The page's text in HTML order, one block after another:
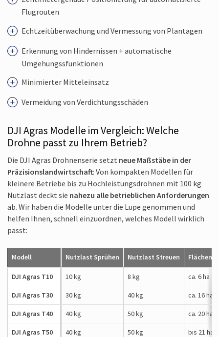
Flugrouten
Echtzeit­überwachung und Vermessung von Plantagen
Erkennung von Hindernissen + automatische
Umgehungs­sfunktionen
Minimierter Mitteleinsatz
Vermeidung von Verdichtungs­schäden
DJI Agras Modelle im Vergleich: Welche
Drohne passt zu Ihrem Betrieb?
Die DJI Agras Drohnenserie setzt neue Maßstäbe in der
Präzisions­landwirtschaft: Von kompakten Modellen für
kleinere Betriebe bis zu Hochleistungs­drohnen mit 100 kg
Nutzlast deckt sie nahezu alle betrieblichen Anforderungen
ab. Wir haben die Modelle unter die Lupe genommen und
helfen Ihnen, schnell einzuordnen, welches Modell wirklich
passt:
Modell Nutzlast Sprühen Nutzlast Streuen
DJI Agras T10 10 kg 8 kg ca. 6 ha
DJI Agras T30 30 kg 40 kg ca. 16 ha
DJI Agras T40 40 kg 50 kg ca. 20 ha
DJI Agras T50 40 kg 50 kg bis 21 ha